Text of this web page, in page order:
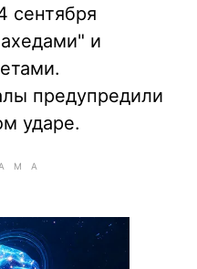
сентября
и
предупредили
ударе.